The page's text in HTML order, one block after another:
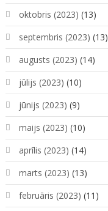
oktobris (2023) (13)
septembris (2023) (13)
augusts (2023) (14)
jūlijs (2023) (10)
jūnijs (2023) (9)
maijs (2023) (10)
aprīlis (2023) (14)
marts (2023) (13)
februāris (2023) (11)